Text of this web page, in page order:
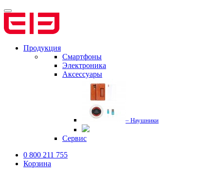
Продукция
Смартфоны
Электроника
Аксессуары
– Наушники
Сервис
0 800 211 755
Корзина